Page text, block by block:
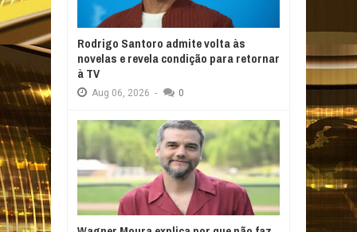
Rodrigo Santoro admite volta às
novelas e revela condição para retornar
à TV
Aug 06, 2026 - 0